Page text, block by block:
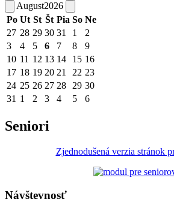
August2026
Po Ut St Št Pia So Ne
27 28 29 30 31 1
2
3
4 5 6 7 8
9
10 11 12 13 14 15 16
17 18 19 20 21 22 23
24 25 26 27 28 29 30
31 1 2 3 4 5 6
Seniori
Zjednodušená verzia stránok
Návštevnosť